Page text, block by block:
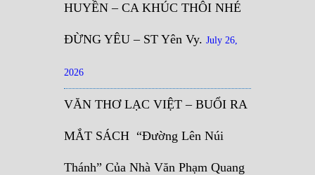
HUYỀN – CA KHÚC THÔI NHÉ
ĐỪNG YÊU – ST Yên Vy. July 26,
2026
VĂN THƠ LẠC VIỆT – BUỔI RA
MẮT SÁCH “Đường Lên Núi
Thánh” Của Nhà Văn Phạm Quang